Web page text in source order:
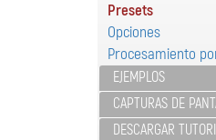
Presets
Opciones
Procesamiento
EJEMPLOS
CAPTURAS DE
DESCARGAR